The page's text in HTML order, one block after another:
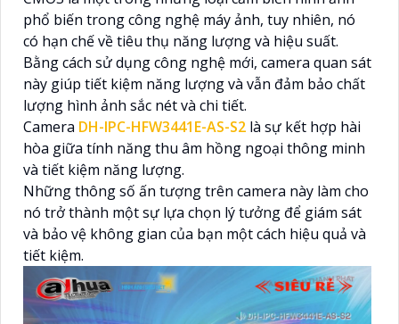
phổ biến trong công nghệ máy ảnh, tuy nhiên, nó
có hạn chế về tiêu thụ năng lượng và hiệu suất.
Bằng cách sử dụng công nghệ mới, camera quan sát
này giúp tiết kiệm năng lượng và vẫn đảm bảo chất
lượng hình ảnh sắc nét và chi tiết.
Camera DH-IPC-HFW3441E-AS-S2 là sự kết hợp hài
hòa giữa tính năng thu âm hồng ngoại thông minh
và tiết kiệm năng lượng.
Những thông số ấn tượng trên camera này làm cho
nó trở thành một sự lựa chọn lý tưởng để giám sát
và bảo vệ không gian của bạn một cách hiệu quả và
tiết kiệm.